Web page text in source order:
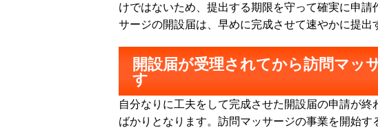
けではないため、提出する期限を守って確実に申
サージの開設届は、早めに完成させて速やかに提出
開設届が受理されてから訪問マッ
す
自分なりに工夫をして完成させた開設届の申請が
ばかりとなります。訪問マッサージの事業を開始